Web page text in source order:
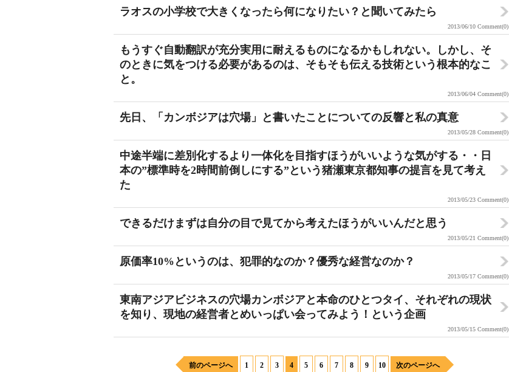
ラオスの小学校で大きくなったら何になりたい？と聞いてみたら
2013/06/10 Comment(0)
もうすぐ自動翻訳が充分実用に耐えるものになるかもしれない。しかし、そ
のときに気をつける必要があるのは、そもそも伝える技術という根本的なこ
と。
2013/06/04 Comment(0)
先日、「カンボジアは穴場」と書いたことについての反響と私の真意
2013/05/28 Comment(0)
中途半端に差別化するより一体化を目指すほうがいいような気がする・・日
本の”標準時を2時間前倒しにする”という猪瀬東京都知事の提言を見て考え
た
2013/05/23 Comment(0)
できるだけまずは自分の目で見てから考えたほうがいいんだと思う
2013/05/21 Comment(0)
原価率10%というのは、犯罪的なのか？優秀な経営なのか？
2013/05/17 Comment(0)
東南アジアビジネスの穴場カンボジアと本命のひとつタイ、それぞれの現状
を知り、現地の経営者とめいっぱい会ってみよう！という企画
2013/05/15 Comment(0)
前のページへ 1 2 3 4 5 6 7 8 9 10 次のページへ